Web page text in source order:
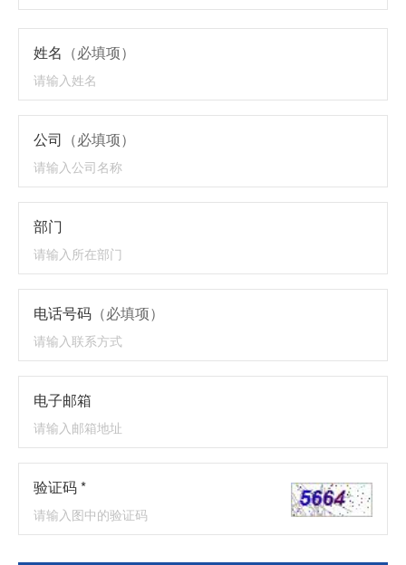
姓名 （必填项）
公司 （必填项）
部门
电话号码 （必填项）
电子邮箱
验证码 *